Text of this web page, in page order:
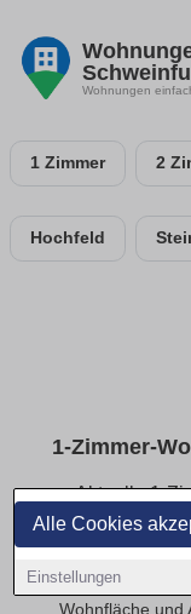
Alle Cookies
Einstellungen
Wohnungen
1 Zimmer 2
Hochfeld
1-Zimmer-
Aktuelle 1-
Finde deine 1-
Schweinfurt.de
Wohnfläche und